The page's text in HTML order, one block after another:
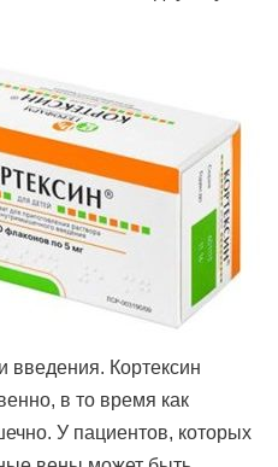
введения. Кортексин
в то время как
У пациентов, которых